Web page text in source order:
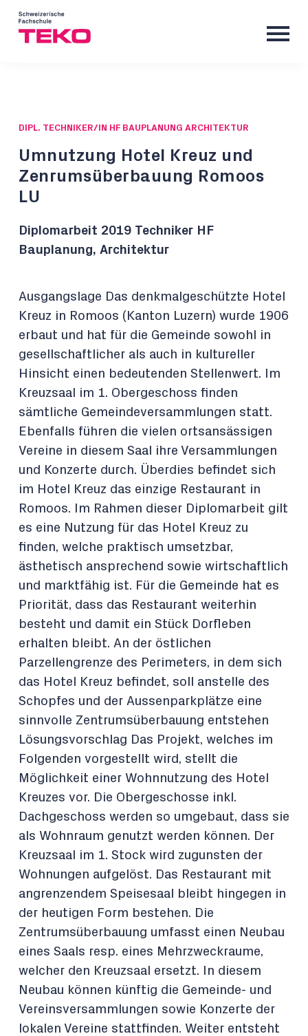
DIPL. TECHNIKER/IN HF BAUPLANUNG ARCHITEKTUR
Umnutzung Hotel Kreuz und
Zenrumsüberbauung Romoos
LU
Diplomarbeit 2019 Techniker HF
Bauplanung, Architektur
Ausgangslage Das denkmalgeschützte Hotel
Kreuz in Romoos (Kanton Luzern) wurde 1906
erbaut und hat für die Gemeinde sowohl in
gesellschaftlicher als auch in kultureller
Hinsicht einen bedeutenden Stellenwert. Im
Kreuzsaal im 1. Obergeschoss finden
sämtliche Gemeindeversammlungen statt.
Ebenfalls führen die vielen ortsansässigen
Vereine in diesem Saal ihre Versammlungen
und Konzerte durch. Überdies befindet sich
im Hotel Kreuz das einzige Restaurant in
Romoos. Im Rahmen dieser Diplomarbeit gilt
es eine Nutzung für das Hotel Kreuz zu
finden, welche praktisch umsetzbar,
ästhetisch ansprechend sowie wirtschaftlich
und marktfähig ist. Für die Gemeinde hat es
Priorität, dass das Restaurant weiterhin
besteht und damit ein Stück Dorfleben
erhalten bleibt. An der östlichen
Parzellengrenze des Perimeters, in dem sich
das Hotel Kreuz befindet, soll anstelle des
Schopfes und der Aussenparkplätze eine
sinnvolle Zentrumsüberbauung entstehen
Lösungsvorschlag Das Projekt, welches im
Folgenden vorgestellt wird, stellt die
Möglichkeit einer Wohnnutzung des Hotel
Kreuzes vor. Die Obergeschosse inkl.
Dachgeschoss werden so umgebaut, dass sie
als Wohnraum genutzt werden können. Der
Kreuzsaal im 1. Stock wird zugunsten der
Wohnungen aufgelöst. Das Restaurant mit
angrenzendem Speisesaal bleibt hingegen in
der heutigen Form bestehen. Die
Zentrumsüberbauung umfasst einen Neubau
eines Saals resp. eines Mehrzweckraume,
welcher den Kreuzsaal ersetzt. In diesem
Neubau können künftig die Gemeinde- und
Vereinsversammlungen sowie Konzerte der
lokalen Vereine stattfinden. Weiter entsteht